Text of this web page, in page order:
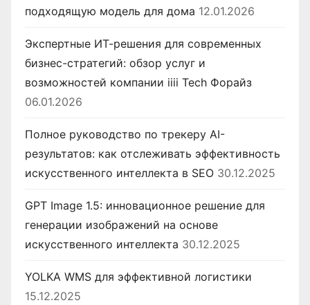
подходящую модель для дома 12.01.2026
Экспертные ИТ-решения для современных
бизнес-стратегий: обзор услуг и
возможностей компании iiii Tech Форайз
06.01.2026
Полное руководство по трекеру AI-
результатов: как отслеживать эффективность
искусственного интеллекта в SEO 30.12.2025
GPT Image 1.5: инновационное решение для
генерации изображений на основе
искусственного интеллекта 30.12.2025
YOLKA WMS для эффективной логистики
15.12.2025